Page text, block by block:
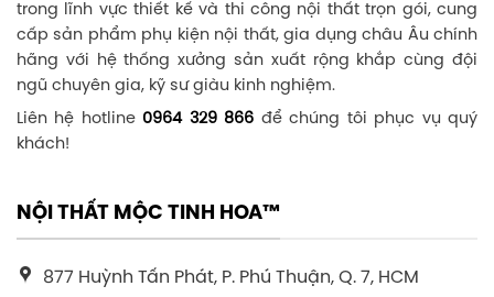
trong lĩnh vực thiết kế và thi công nội thất trọn gói, cung
cấp sản phẩm phụ kiện nội thất, gia dụng châu Âu chính
hãng với hệ thống xưởng sản xuất rộng khắp cùng đội
ngũ chuyên gia, kỹ sư giàu kinh nghiệm.
Liên hệ hotline 0964 329 866 để chúng tôi phục vụ quý
khách!
NỘI THẤT MỘC TINH HOA™
877 Huỳnh Tấn Phát, P. Phú Thuận, Q. 7, HCM